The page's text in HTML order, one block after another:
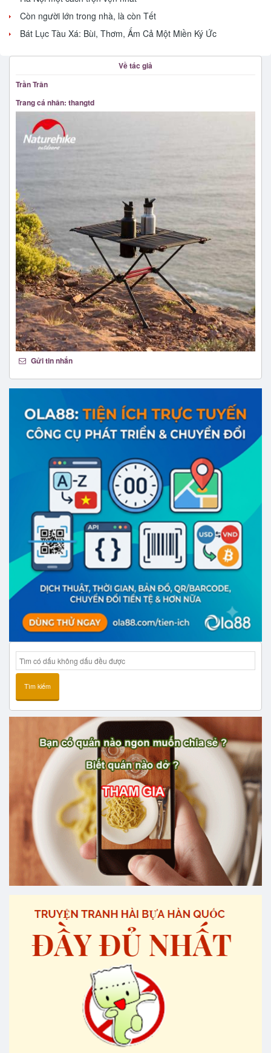
Còn người lớn trong nhà, là còn Tết
Bát Lục Tàu Xá: Bùi, Thơm, Ấm Cả Một Miền Ký Ức
Về tác giả
Trần Trân
Trang cá nhân: thangtd
Gửi tin nhắn
Tìm kiếm